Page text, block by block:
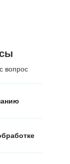
вопрос